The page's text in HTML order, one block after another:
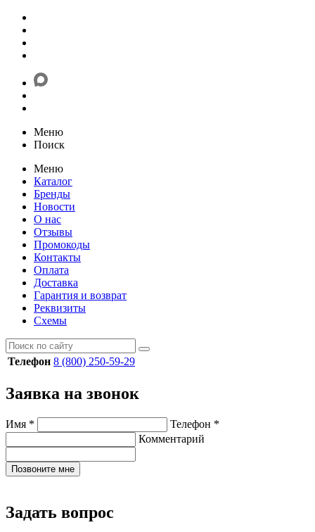
Меню
Поиск
Меню
Каталог
Бренды
Новости
О нас
Отзывы
Промокоды
Контакты
Оплата
Доставка
Гарантия и возврат
Реквизиты
Схемы
Телефон 8 (800) 250-59-29
Заявка на звонок
Имя * Телефон *
Комментарий
Позвоните мне
Задать вопрос